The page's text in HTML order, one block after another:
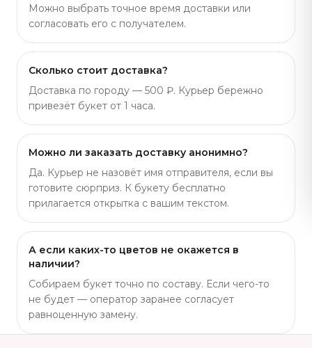
Можно выбрать точное время доставки или
согласовать его с получателем.
Сколько стоит доставка?
Доставка по городу — 500 ₽. Курьер бережно
привезёт букет от 1 часа.
Можно ли заказать доставку анонимно?
Да. Курьер не назовёт имя отправителя, если вы
готовите сюрприз. К букету бесплатно
прилагается открытка с вашим текстом.
А если каких-то цветов не окажется в
наличии?
Собираем букет точно по составу. Если чего-то
не будет — оператор заранее согласует
равноценную замену.